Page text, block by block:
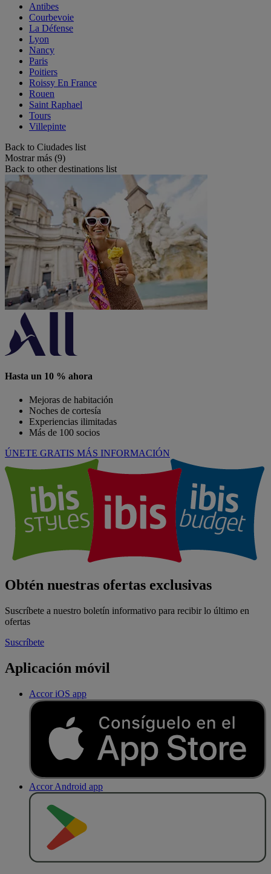
Antibes
Courbevoie
La Défense
Lyon
Nancy
Paris
Poitiers
Roissy En France
Rouen
Saint Raphael
Tours
Villepinte
Back to Ciudades list
Mostrar más (9)
Back to other destinations list
Hasta un 10 % ahora
Mejoras de habitación
Noches de cortesía
Experiencias ilimitadas
Más de 100 socios
ÚNETE GRATIS MÁS INFORMACIÓN
Obtén nuestras ofertas exclusivas
Suscríbete a nuestro boletín informativo para recibir lo último en
ofertas
Suscríbete
Aplicación móvil
Accor iOS app
Accor Android app